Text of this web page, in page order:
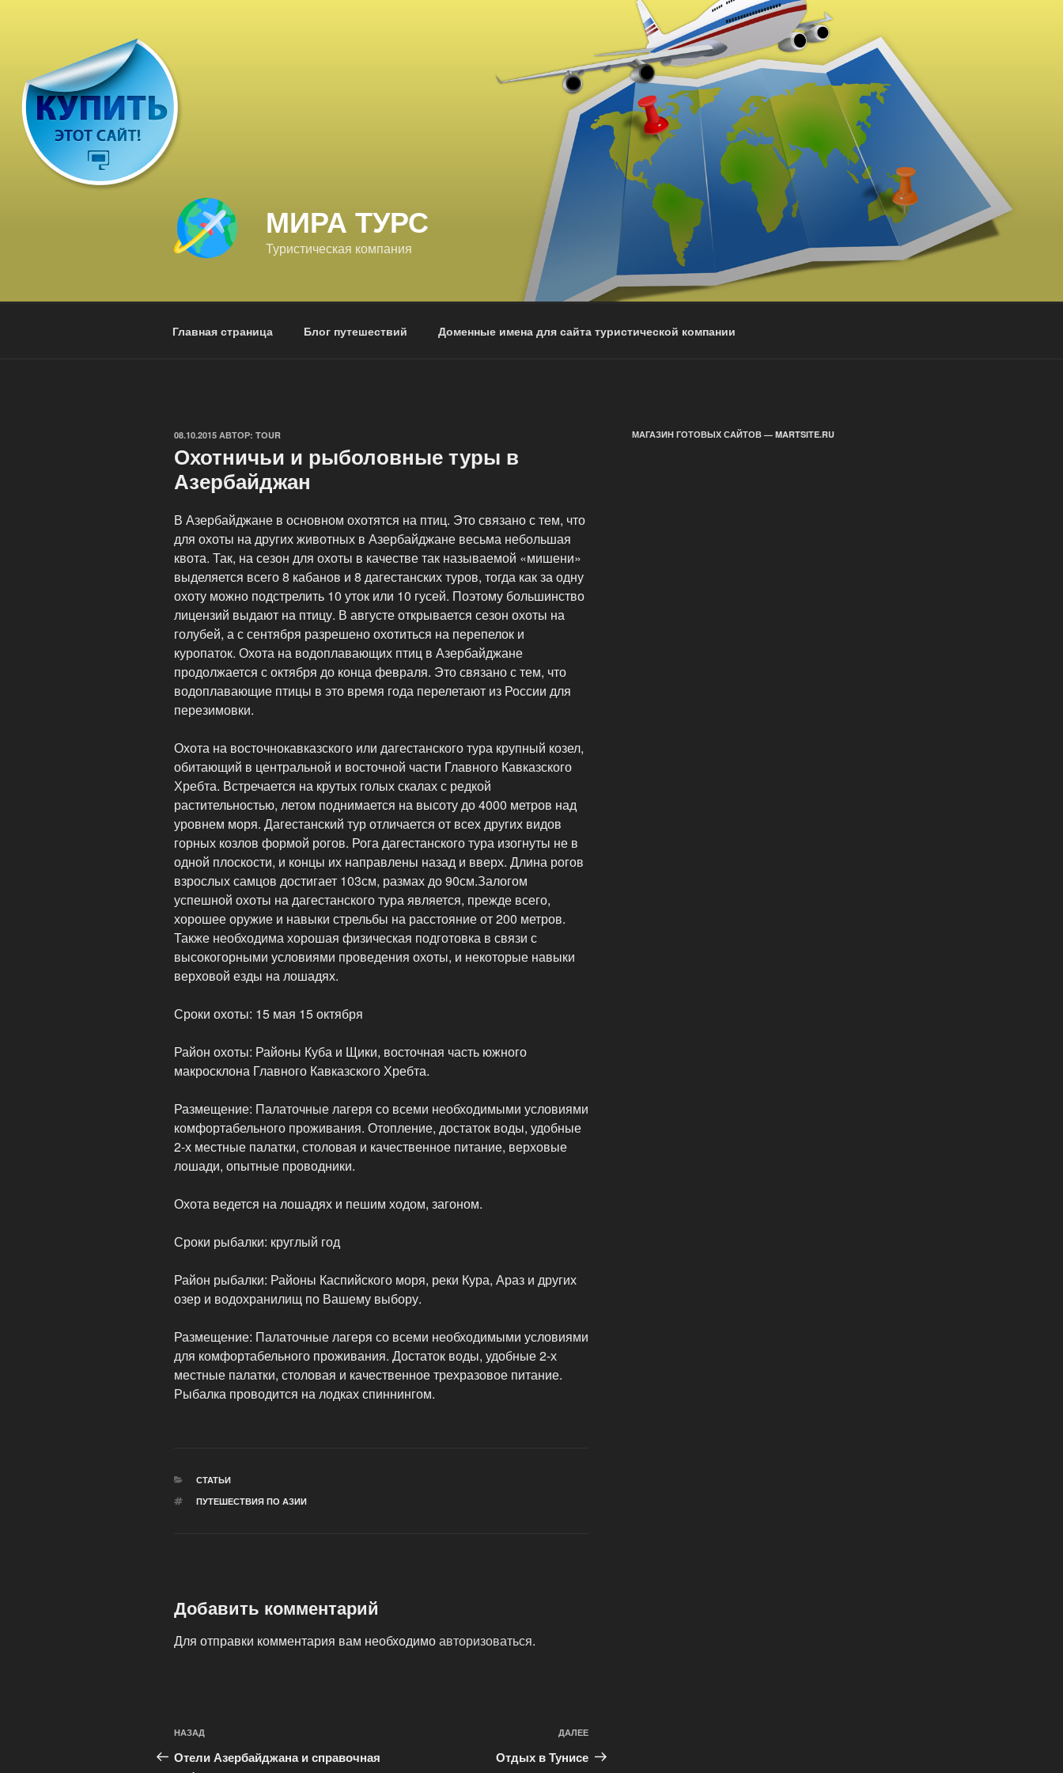
МИРА ТУРС
Туристическая компания
Главная страница Блог путешествий Доменные имена для сайта туристической компании
ОПУБЛИКОВАНО
08.10.2015 АВТОР: TOUR
Охотничьи и рыболовные туры в
Азербайджан
В Азербайджане в основном охотятся на птиц. Это связано с тем, что
для охоты на других животных в Азербайджане весьма небольшая
квота. Так, на сезон для охоты в качестве так называемой «мишени»
выделяется всего 8 кабанов и 8 дагестанских туров, тогда как за одну
охоту можно подстрелить 10 уток или 10 гусей. Поэтому большинство
лицензий выдают на птицу. В августе открывается сезон охоты на
голубей, а с сентября разрешено охотиться на перепелок и
куропаток. Охота на водоплавающих птиц в Азербайджане
продолжается с октября до конца февраля. Это связано с тем, что
водоплавающие птицы в это время года перелетают из России для
перезимовки.
Охота на восточнокавказского или дагестанского тура крупный козел,
обитающий в центральной и восточной части Главного Кавказского
Хребта. Встречается на крутых голых скалах с редкой
растительностью, летом поднимается на высоту до 4000 метров над
уровнем моря. Дагестанский тур отличается от всех других видов
горных козлов формой рогов. Рога дагестанского тура изогнуты не в
одной плоскости, и концы их направлены назад и вверх. Длина рогов
взрослых самцов достигает 103см, размах до 90см.Залогом
успешной охоты на дагестанского тура является, прежде всего,
хорошее оружие и навыки стрельбы на расстояние от 200 метров.
Также необходима хорошая физическая подготовка в связи с
высокогорными условиями проведения охоты, и некоторые навыки
верховой езды на лошадях.
Сроки охоты: 15 мая 15 октября
Район охоты: Районы Куба и Щики, восточная часть южного
макросклона Главного Кавказского Хребта.
Размещение: Палаточные лагеря со всеми необходимыми условиями
комфортабельного проживания. Отопление, достаток воды, удобные
2-х местные палатки, столовая и качественное питание, верховые
лошади, опытные проводники.
Охота ведется на лошадях и пешим ходом, загоном.
Сроки рыбалки: круглый год
Район рыбалки: Районы Каспийского моря, реки Кура, Араз и других
озер и водохранилищ по Вашему выбору.
Размещение: Палаточные лагеря со всеми необходимыми условиями
для комфортабельного проживания. Достаток воды, удобные 2-х
местные палатки, столовая и качественное трехразовое питание.
Рыбалка проводится на лодках спиннингом.
РУБРИКИ
СТАТЬИ
МЕТКИ
ПУТЕШЕСТВИЯ ПО АЗИИ
Добавить комментарий
Для отправки комментария вам необходимоавторизоваться.
Навигация
по
Предыдущая
запись:
НАЗАД
Отели Азербайджана и справочная
запись
ДАЛЕЕ
Отдых в Тунисе
МАГАЗИН ГОТОВЫХ САЙТОВ — MARTSITE.RU